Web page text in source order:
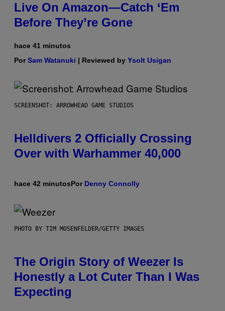
Live On Amazon—Catch ‘Em
Before They’re Gone
hace 41 minutos
PorSam Watanuki | Reviewed by Ysolt Usigan
SCREENSHOT: ARROWHEAD GAME STUDIOS
Helldivers 2 Officially Crossing
Over with Warhammer 40,000
hace 42 minutosPor Denny Connolly
PHOTO BY TIM MOSENFELDER/GETTY IMAGES
The Origin Story of Weezer Is
Honestly a Lot Cuter Than I Was
Expecting